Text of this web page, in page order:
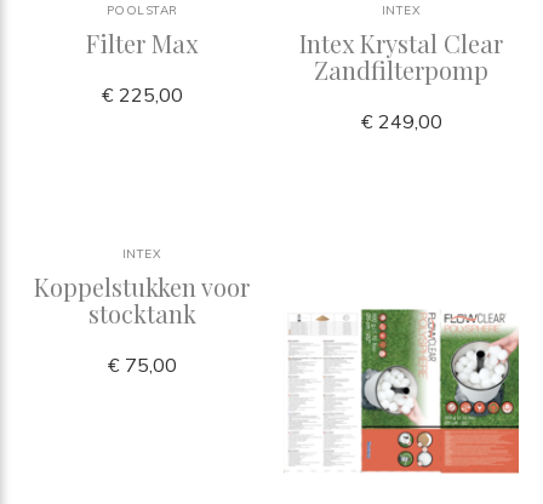
POOLSTAR
Filter Max
€ 225,00
INTEX
Intex Krystal Clear
Zandfilterpomp
€ 249,00
INTEX
Koppelstukken voor
stocktank
€ 75,00